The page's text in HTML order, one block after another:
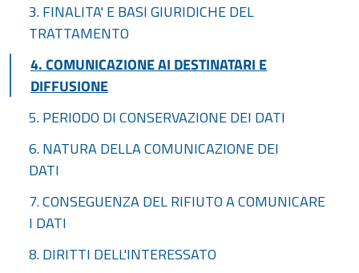
3. FINALITA' E BASI GIURIDICHE DEL
TRATTAMENTO
4. COMUNICAZIONE AI DESTINATARI E
DIFFUSIONE
5. PERIODO DI CONSERVAZIONE DEI DATI
6. NATURA DELLA COMUNICAZIONE DEI
DATI
7. CONSEGUENZA DEL RIFIUTO A COMUNICARE
I DATI
8. DIRITTI DELL'INTERESSATO